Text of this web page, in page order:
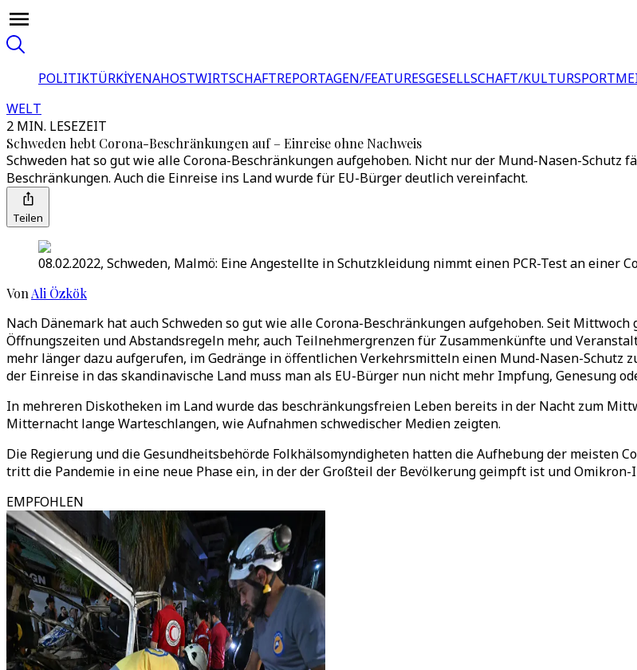
POLITIKTÜRKİYENAHOSTWIRTSCHAFTREPORTAGEN/FEATURESGESELLSCHAFT/KULTURSPORT
WELT
2 MIN. LESEZEIT
Schweden hebt Corona-Beschränkungen auf – Einreise ohne Nachweis
Schweden hat so gut wie alle Corona-Beschränkungen aufgehoben. Nicht nur der Mund-Nasen-
Beschränkungen. Auch die Einreise ins Land wurde für EU-Bürger deutlich vereinfacht.
Teilen
08.02.2022, Schweden, Malmö: Eine Angestellte in Schutzkleidung nimmt einen PCR-Test an einer
Von Ali Özkök
Nach Dänemark hat auch Schweden so gut wie alle Corona-Beschränkungen aufgehoben. Seit
Öffnungszeiten und Abstandsregeln mehr, auch Teilnehmergrenzen für Zusammenkünfte und
mehr länger dazu aufgerufen, im Gedränge in öffentlichen Verkehrsmitteln einen Mund-Nasen-Schutz
der Einreise in das skandinavische Land muss man als EU-Bürger nun nicht mehr Impfung, Genesung
In mehreren Diskotheken im Land wurde das beschränkungsfreien Leben bereits in der Nacht zum
Mitternacht lange Warteschlangen, wie Aufnahmen schwedischer Medien zeigten.
Die Regierung und die Gesundheitsbehörde Folkhälsomyndigheten hatten die Aufhebung der meisten
tritt die Pandemie in eine neue Phase ein, in der der Großteil der Bevölkerung geimpft ist und
EMPFOHLEN